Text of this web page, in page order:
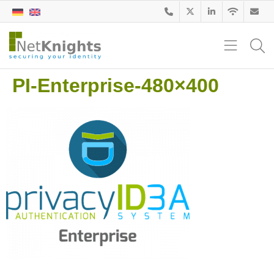
PI-Enterprise-480×400